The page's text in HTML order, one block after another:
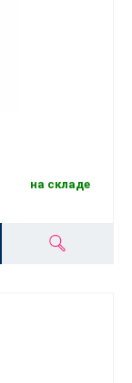
на складе